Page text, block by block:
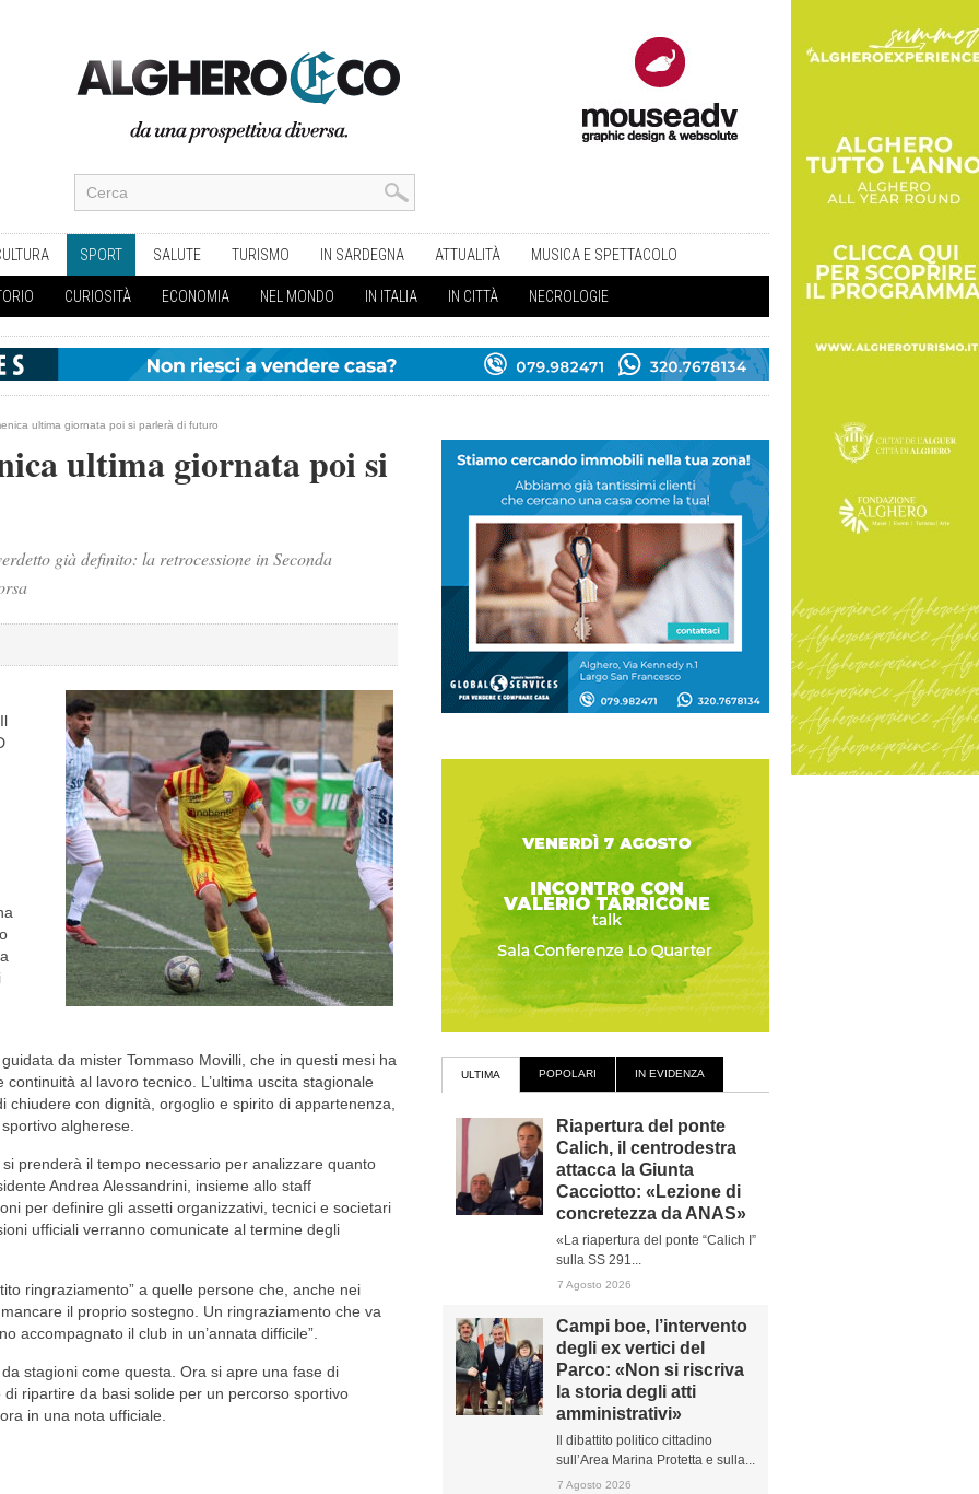
SPORT SALUTE TURISMO IN SARDEGNA ATTUALITÀ MUSICA E SPETTACOLO
CURIOSITÀ ECONOMIA NEL MONDO IN ITALIA IN CITTÀ NECROLOGIE
ultima giornata poi si parlerà di futuro
ultima giornata poi si
già definito: la retrocessione in Seconda
da mister Tommaso Movilli, che in questi mesi ha
al lavoro tecnico. L’ultima uscita stagionale
chiudere con dignità, orgoglio e spirito di appartenenza,
algherese.
prenderà il tempo necessario per analizzare quanto
Andrea Alessandrini, insieme allo staff
per definire gli assetti organizzativi, tecnici e societari
ufficiali verranno comunicate al termine degli
ringraziamento” a quelle persone che, anche nei
il proprio sostegno. Un ringraziamento che va
accompagnato il club in un’annata difficile”.
stagioni come questa. Ora si apre una fase di
ripartire da basi solide per un percorso sportivo
in una nota ufficiale.
ULTIMA POPOLARI IN EVIDENZA
Riapertura del ponte
Calich, il centrodestra
attacca la Giunta
Cacciotto: «Lezione di
concretezza da ANAS»
«La riapertura del ponte “Calich I”
sulla SS 291...
7 Agosto 2026
Campi boe, l’intervento
degli ex vertici del
Parco: «Non si riscriva
la storia degli atti
amministrativi»
Il dibattito politico cittadino
sull’Area Marina Protetta e sulla...
7 Agosto 2026